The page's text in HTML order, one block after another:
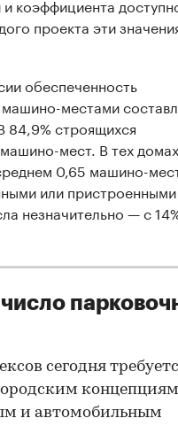
коэффициента
проекта эти
обеспеченность
местами
84,9% строящихся
мест. В тех
0,65 машино-
или пристроенными
незначительно — с
сегодня
и автомобильным